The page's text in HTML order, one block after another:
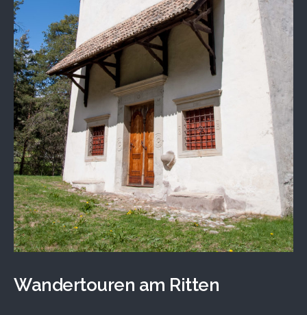
Wandertouren am Ritten